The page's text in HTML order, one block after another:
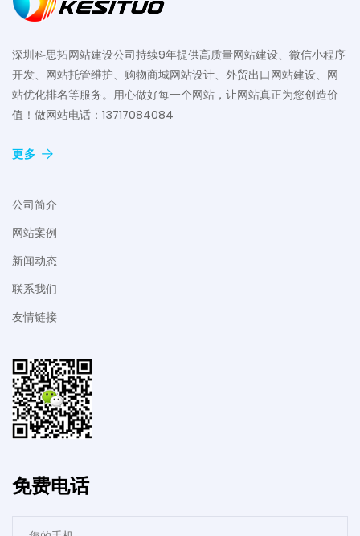
深圳科思拓网站建设公司持续9年提供高质量网站建设、微信小程序
开发、网站托管维护、购物商城网站设计、外贸出口网站建设、网
站优化排名等服务。用心做好每一个网站，让网站真正为您创造价
值！做网站电话：13717084084
更多
公司简介
网站案例
新闻动态
联系我们
友情链接
免费电话